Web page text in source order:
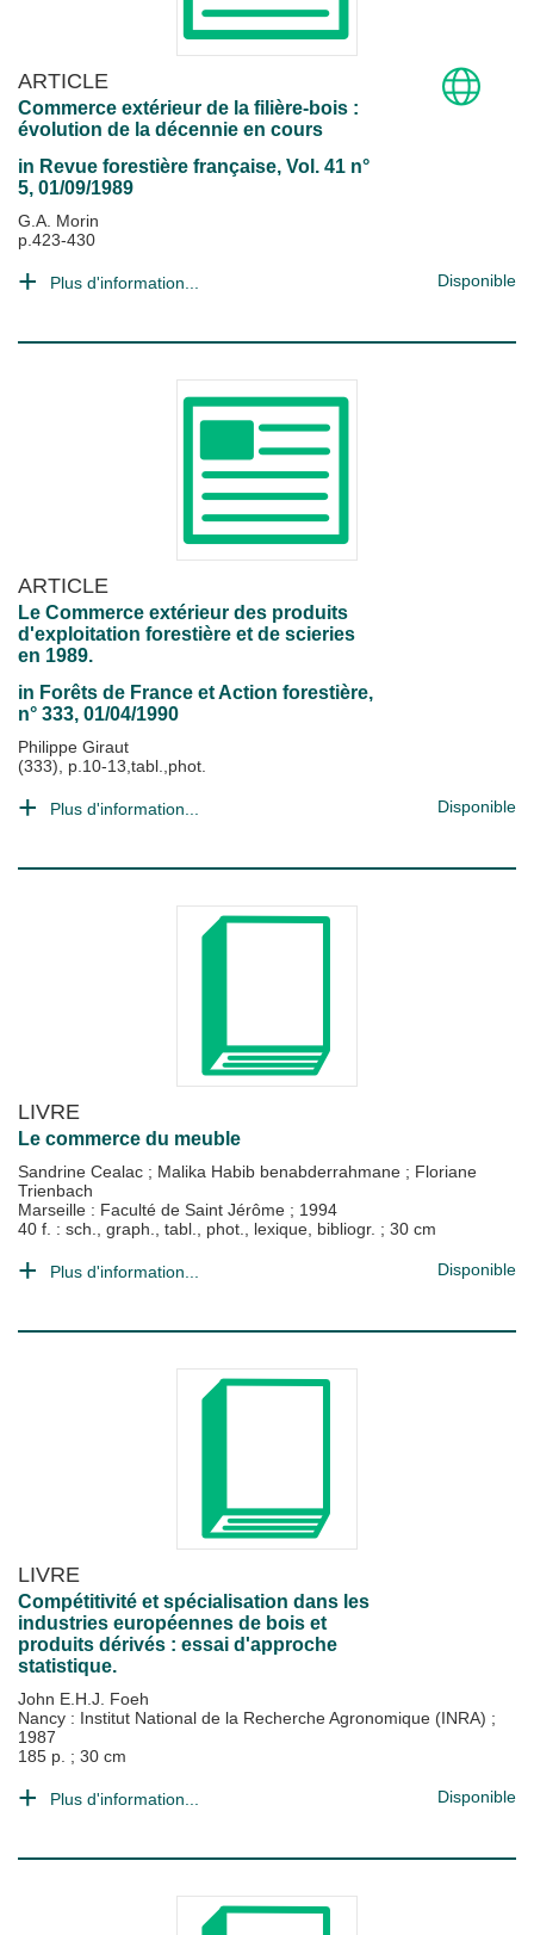
ARTICLE
Commerce extérieur de la filière-bois :
évolution de la décennie en cours
in Revue forestière française, Vol. 41 n°
5, 01/09/1989
G.A. Morin
p.423-430
Plus d'information... Disponible
ARTICLE
Le Commerce extérieur des produits
d'exploitation forestière et de scieries
en 1989.
in Forêts de France et Action forestière,
n° 333, 01/04/1990
Philippe Giraut
(333), p.10-13,tabl.,phot.
Plus d'information... Disponible
LIVRE
Le commerce du meuble
Sandrine Cealac ; Malika Habib benabderrahmane ; Floriane
Trienbach
Marseille : Faculté de Saint Jérôme ; 1994
40 f. : sch., graph., tabl., phot., lexique, bibliogr. ; 30 cm
Plus d'information... Disponible
LIVRE
Compétitivité et spécialisation dans les
industries européennes de bois et
produits dérivés : essai d'approche
statistique.
John E.H.J. Foeh
Nancy : Institut National de la Recherche Agronomique (INRA) ;
1987
185 p. ; 30 cm
Plus d'information... Disponible